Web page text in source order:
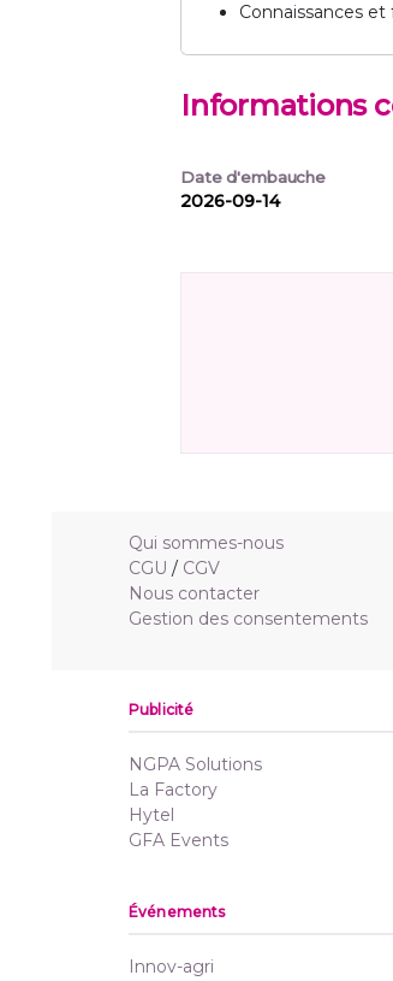
Connaissances
Informations
Date d'embauche
2026-09-14
Qui sommes-nous
CGU / CGV
Nous contacter
Gestion des consentements
Publicité
NGPA Solutions
La Factory
Hytel
GFA Events
Événements
Innov-agri